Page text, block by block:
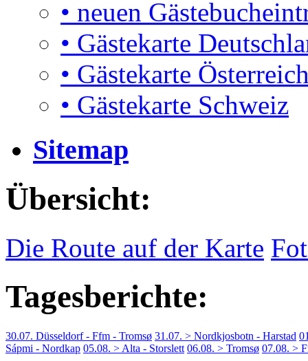
• neuen
• Gästekarte
• Gästekarte
• Gästekarte Schweiz
Sitemap
Übersicht:
Die Route auf der Karte
Tagesberichte:
30.07. Düsseldorf - Ffm - Tromsø 31.07. > Nordkjosbotn - Harstad
Sápmi - Nordkap 05.08. > Alta - Storslett 06.08. > Tromsø 07.08. >